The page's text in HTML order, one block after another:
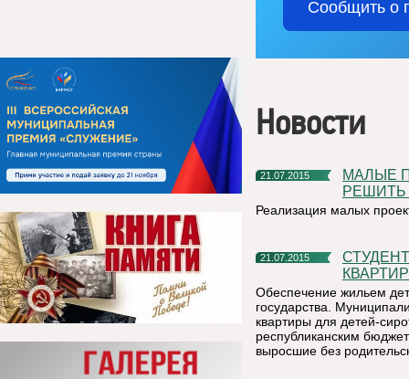
Сообщить о
Новости
21.07.2015
МАЛЫЕ ПРОЕКТЫ – ПРЕКРАСНАЯ ВОЗМОЖНОСТЬ
РЕШИТЬ
Реализация малых
21.07.2015
СТУДЕНТКА ПОЛУЧИЛА КЛЮЧИ ОТ СОБСТВЕННОЙ
Обеспечение жильем
государства.
квартиры для детей-
республиканским
выросшие без